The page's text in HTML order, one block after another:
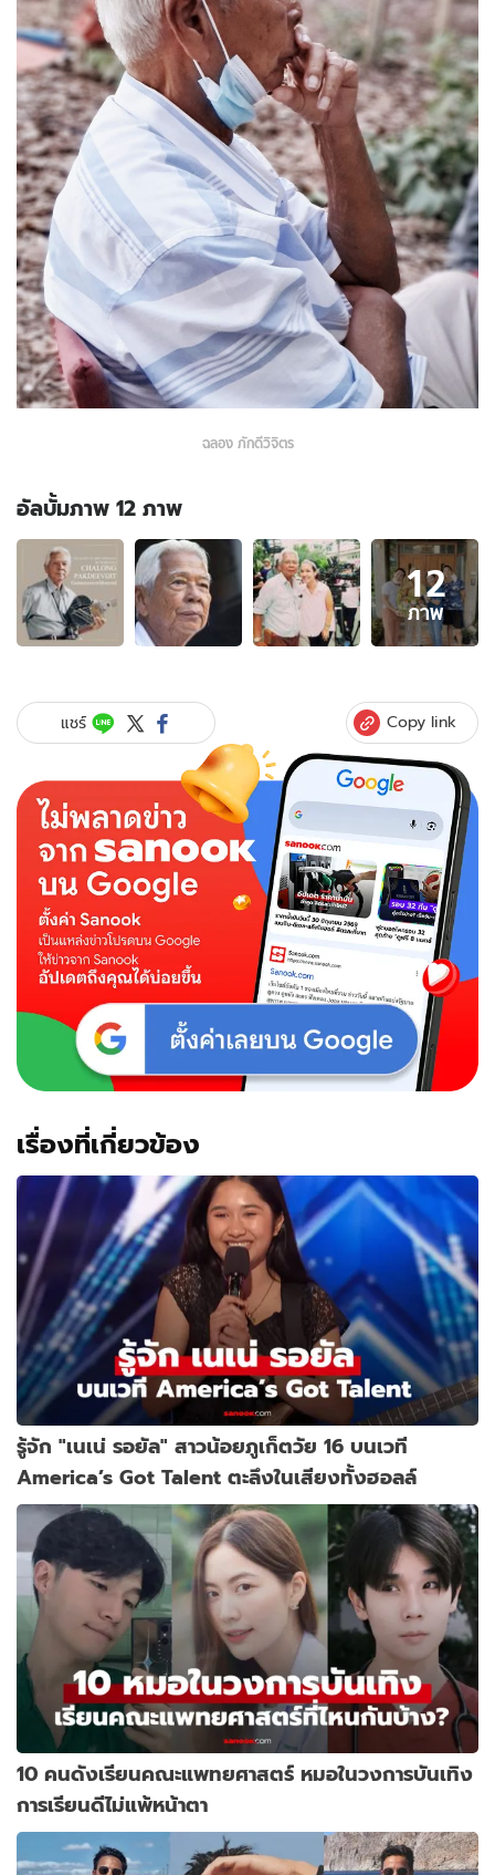
ฉลอง ภักดีวิจิตร
อัลบั้มภาพ 12 ภาพ
อัลบั้ม
ภาพ
12
ภาพ
ของ
ภักดี
วิจิตร"
แห่ง
ชาติ
ดีกรี
กำกับ
มาก
ความ
สามารถ
12
ภาพ
แชร์ Copy link
เรื่องที่เกี่ยวข้อง
รู้จัก "เนเน่ รอยัล" สาวน้อยภูเก็ตวัย 16 บนเวที
America’s Got Talent ตะลึงในเสียงทั้งฮอลล์
10 คนดังเรียนคณะแพทยศาสตร์ หมอในวงการบันเทิง
การเรียนดีไม่แพ้หน้าตา